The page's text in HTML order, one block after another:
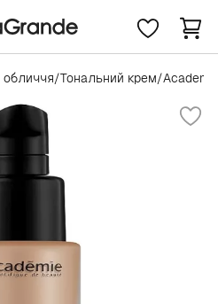
/Тональний крем/